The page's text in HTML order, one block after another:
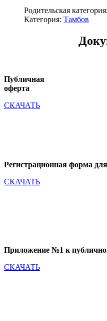
Родительская категория:
Категория: Тамбов
Публичная
оферта
СКАЧАТЬ
Регистрационная форма
СКАЧАТЬ
Приложение №1 к
СКАЧАТЬ